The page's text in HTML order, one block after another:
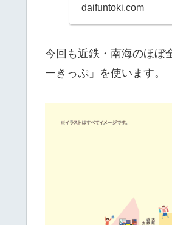
daifuntoki.com
今回も近鉄・南海のほぼ
ーきっぷ」を使います。